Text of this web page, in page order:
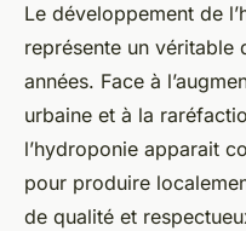
Le développement de
représente un véritable
années. Face à
urbaine et à la
l’hydroponie apparait
pour produire
de qualité et